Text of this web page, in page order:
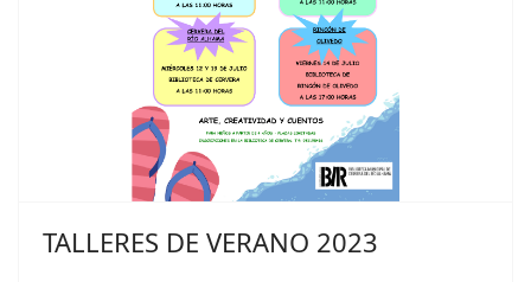
TALLERES DE VERANO 2023